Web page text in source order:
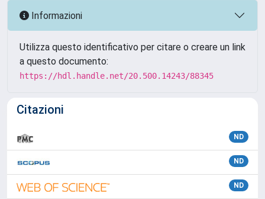
Informazioni
Utilizza questo identificativo per citare o creare un link
a questo documento:
https://hdl.handle.net/20.500.14243/88345
Citazioni
ND
ND
ND